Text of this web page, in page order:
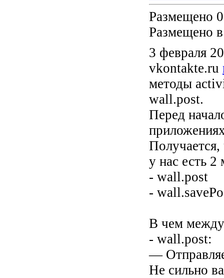
Размещено
Размещено в
3 февраля
vkontakte.ru
методы
wall.post.
Перед
Получается,
у нас есть 2
- wall.post
-
В чем
- wall.post:
—
Не сильно